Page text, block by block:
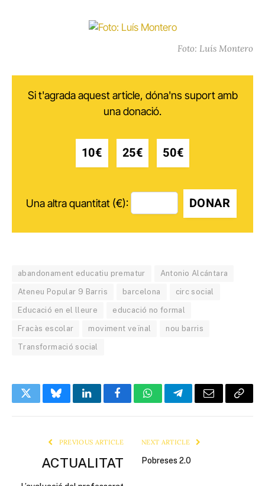
Foto: Luís Montero
Si t'agrada aquest article, dóna'ns suport amb
una donació.
10€ 25€ 50€
Una altra quantitat (€): DONAR
abandonament educatiu prematur Antonio Alcántara
Ateneu Popular 9 Barris barcelona circ social
Educació en el lleure educació no formal
Fracàs escolar moviment veïnal nou barris
Transformació social
TwitterBlueskyLinkedInFacebookWhatsAppTelegramEmail Copy
PREVIOUS ARTICLE
ACTUALITAT
NEXT ARTICLE
Pobreses 2.0